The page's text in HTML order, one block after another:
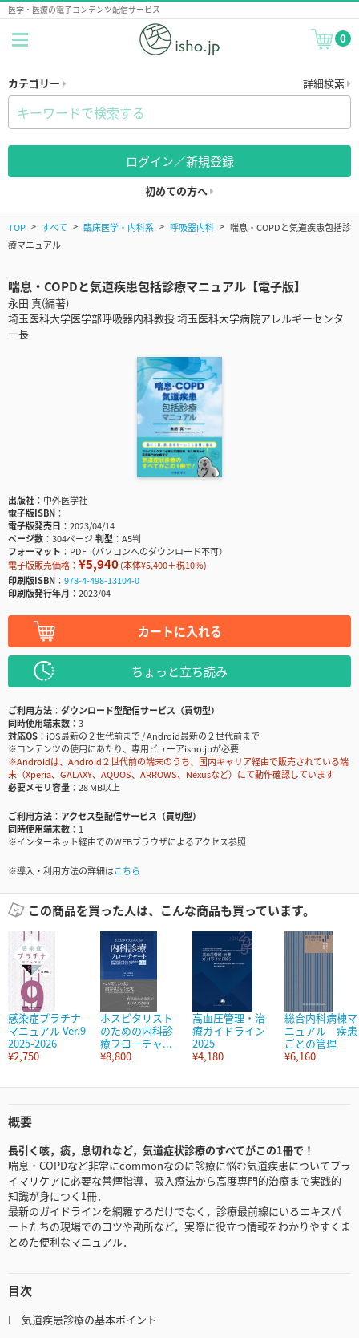
医学・医療の電子コンテンツ配信サービス
0
カテゴリー 詳細検索
ログイン／新規登録
初めての方へ
TOP すべて 臨床医学・内科系 呼吸器内科
喘息・COPDと気道疾患包括診
療マニュアル
喘息・COPDと気道疾患包括診療マニュアル【電子版】
永田 真(編著)
埼玉医科大学医学部呼吸器内科教授 埼玉医科大学病院アレルギーセンタ
ー長
出版社
中外医学社
電子版ISBN
電子版発売日
2023/04/14
ページ数
304ページ判型
A5判
フォーマット
PDF（パソコンへのダウンロード不可）
電子版販売価格： ¥5,940(本体¥5,400＋税10％)
印刷版ISBN
978-4-498-13104-0
印刷版発行年月
2023/04
カートに入れる
ちょっと立ち読み
ご利用方法
ダウンロード型配信サービス（買切型）
同時使用端末数
3
対応OS
iOS最新の２世代前まで / Android最新の２世代前まで
※コンテンツの使用にあたり、専用ビューアisho.jpが必要
※Androidは、Android２世代前の端末のうち、国内キャリア経由で販売されている端
末（Xperia、GALAXY、AQUOS、ARROWS、Nexusなど）にて動作確認しています
必要メモリ容量
28 MB以上
ご利用方法
アクセス型配信サービス（買切型）
同時使用端末数
1
※インターネット経由でのWEBブラウザによるアクセス参照
※導入・利用方法の詳細はこちら
この商品を買った人は、こんな商品も買っています。
感染症プラチナ
マニュアル Ver.9
2025-2026
¥2,750
ホスピタリスト
のための内科診
療フローチャ...
¥8,800
高血圧管理・治
療ガイドライン
2025
¥4,180
総合内科病棟マ
ニュアル 疾患
ごとの管理
¥6,160
概要
長引く咳，痰，息切れなど，気道症状診療のすべてがこの1冊で！
喘息・COPDなど非常にcommonなのに診療に悩む気道疾患についてプラ
イマリケアに必要な禁煙指導，吸入療法から高度専門的治療まで実践的
知識が身につく1冊．
最新のガイドラインを網羅するだけでなく，診療最前線にいるエキスパ
ートたちの現場でのコツや勘所など，実際に役立つ情報をわかりやすくま
とめた便利なマニュアル．
目次
I 気道疾患診療の基本ポイント